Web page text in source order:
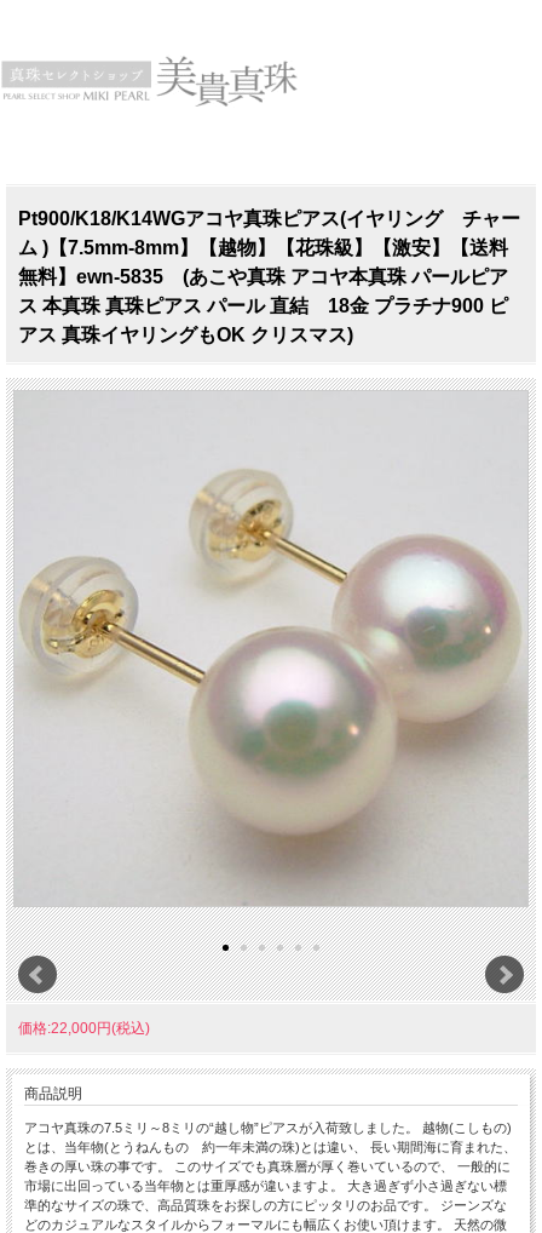
Pt900/K18/K14WGアコヤ真珠ピアス(イヤリング チャー
ム )【7.5mm-8mm】【越物】【花珠級】【激安】【送料
無料】ewn-5835 (あこや真珠 アコヤ本真珠 パールピア
ス 本真珠 真珠ピアス パール 直結 18金 プラチナ900 ピ
アス 真珠イヤリングもOK クリスマス)
価格:22,000円(税込)
商品説明
アコヤ真珠の7.5ミリ～8ミリの“越し物”ピアスが入荷致しました。 越物(こしもの)
とは、当年物(とうねんもの 約一年未満の珠)とは違い、 長い期間海に育まれた、
巻きの厚い珠の事です。 このサイズでも真珠層が厚く巻いているので、 一般的に
市場に出回っている当年物とは重厚感が違いますよ。 大き過ぎず小さ過ぎない標
準的なサイズの珠で、高品質珠をお探しの方にピッタリのお品です。 ジーンズな
どのカジュアルなスタイルからフォーマルにも幅広くお使い頂けます。 天然の微